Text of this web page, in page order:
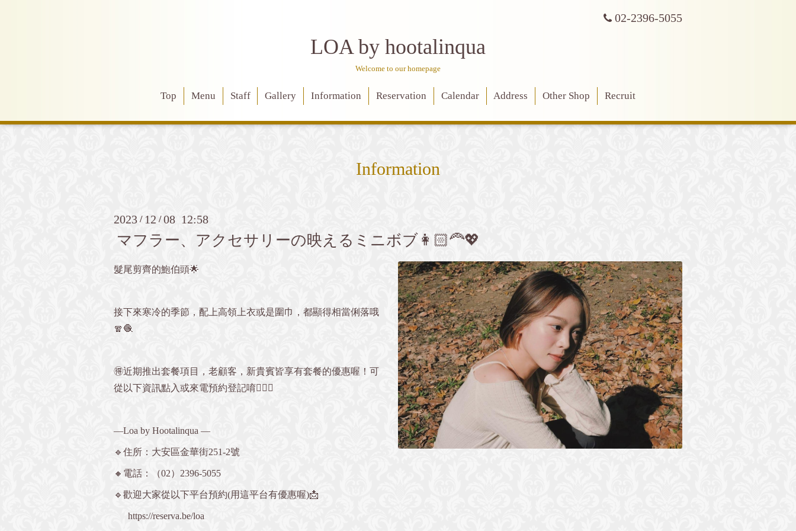
02-2396-5055
LOA by hootalinqua
Welcome to our homepage
Top Menu Staff Gallery Information Reservation Calendar Address Other Shop Recruit
Information
2023 / 12 /08 12:58
マフラー、アクセサリーの映えるミニボブ👩🏻‍🦰💖
髮尾剪齊的鮑伯頭🌟
接下來寒冷的季節，配上高領上衣或是圍巾，都顯得相當俐落哦
🧣🧶
🉐近期推出套餐項目，老顧客，新貴賓皆享有套餐的優惠喔！可
從以下資訊點入或來電預約登記唷💁🏻‍♀️
—Loa by Hootalinqua —
🔹住所：大安區金華街251-2號
🔸電話：（02）2396-5055
🔹歡迎大家從以下平台預約(用這平台有優惠喔)📩
https://reserva.be/loa